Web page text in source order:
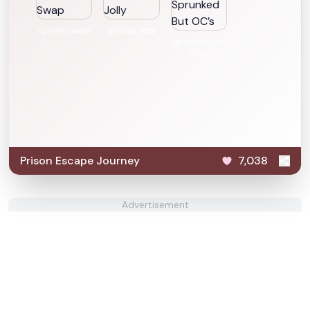
Prison Escape Journey 7,038
Advertisement